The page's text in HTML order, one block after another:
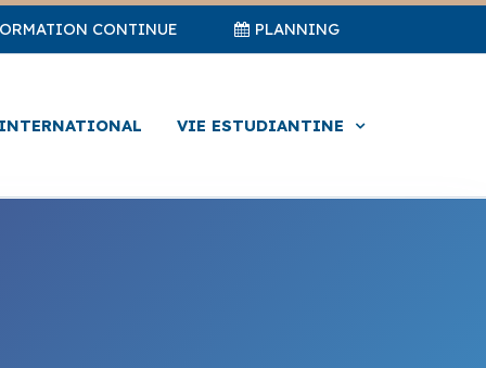
CONTINUE PLANNING
INTERNATIONAL VIE ESTUDIANTINE